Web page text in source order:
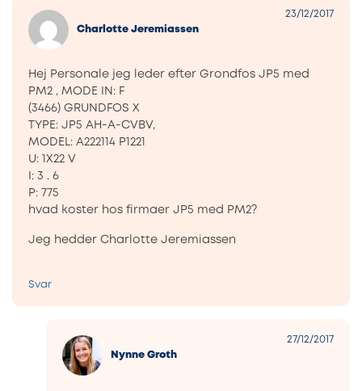
Charlotte Jeremiassen
23/12/2017
Hej Personale jeg leder efter Grondfos JP5 med
PM2 , MODE IN: F
(3466) GRUNDFOS X
TYPE: JP5 AH-A-CVBV,
MODEL: A222114 P1221
U: 1X22 V
I: 3 . 6
P: 775
hvad koster hos firmaer JP5 med PM2?
Jeg hedder Charlotte Jeremiassen
Svar
Nynne Groth
27/12/2017